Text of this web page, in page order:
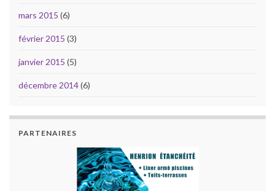
mars 2015 (6)
février 2015 (3)
janvier 2015 (5)
décembre 2014(6)
PARTENAIRES